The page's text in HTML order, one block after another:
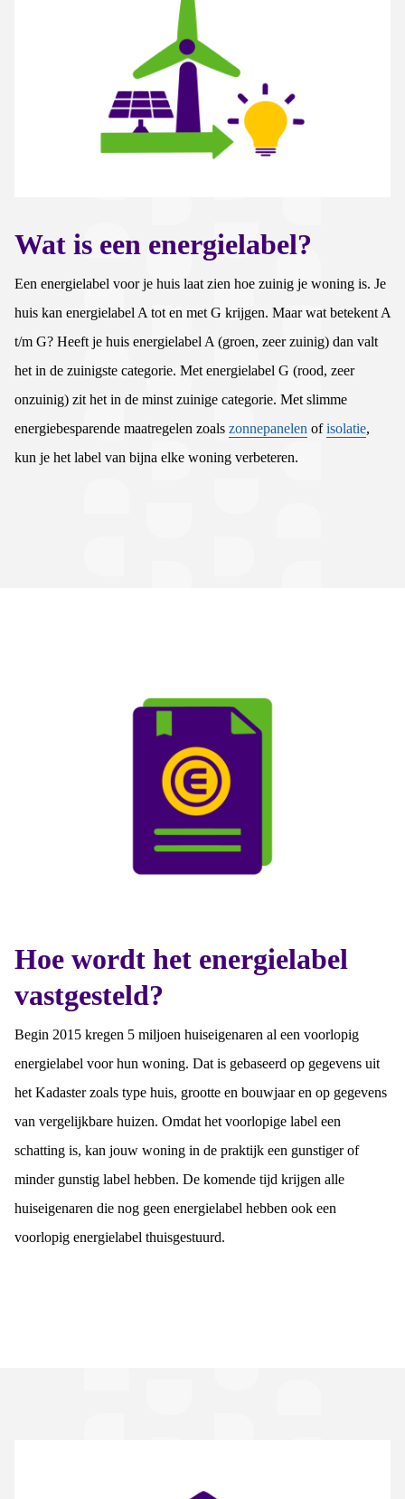
Wat is een energielabel?
Een energielabel voor je huis laat zien hoe zuinig je woning is. Je
huis kan energielabel A tot en met G krijgen. Maar wat betekent A
t/m G? Heeft je huis energielabel A (groen, zeer zuinig) dan valt
het in de zuinigste categorie. Met energielabel G (rood, zeer
onzuinig) zit het in de minst zuinige categorie. Met slimme
energiebesparende maatregelen zoals zonnepanelen ofisolatie,
kun je het label van bijna elke woning verbeteren.
Hoe wordt het energielabel
vastgesteld?
Begin 2015 kregen 5 miljoen huiseigenaren al een voorlopig
energielabel voor hun woning. Dat is gebaseerd op gegevens uit
het Kadaster zoals type huis, grootte en bouwjaar en op gegevens
van vergelijkbare huizen. Omdat het voorlopige label een
schatting is, kan jouw woning in de praktijk een gunstiger of
minder gunstig label hebben. De komende tijd krijgen alle
huiseigenaren die nog geen energielabel hebben ook een
voorlopig energielabel thuisgestuurd.